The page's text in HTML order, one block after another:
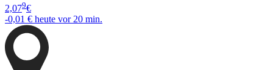
2,079€
-0,01 € heute vor 20 min.